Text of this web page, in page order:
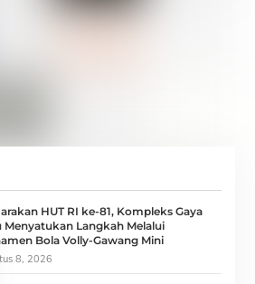
HUT RI ke-81, Kompleks Gaya
Menyatukan Langkah Melalui
Bola Volly-Gawang Mini
8, 2026